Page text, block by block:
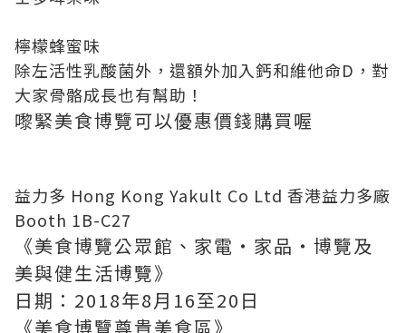
檸檬蜂蜜味
除左活性乳酸菌外，還額外加入鈣和維他命D，對
大家骨骼成長也有幫助！
嚟緊美食博覽可以優惠價錢購買喔
益力多 Hong Kong Yakult Co Ltd 香港益力多廠
Booth 1B-C27
《美食博覽公眾館、家電‧家品‧博覽及
美與健生活博覽》
日期：2018年8月16至20日
《美食博覽尊貴美食區》